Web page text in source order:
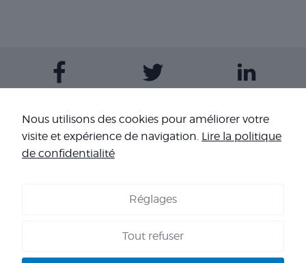
Contactez-nous
Copyright 2026 - Corpo’Events Agence événementielle
SIRET : 484 434 477 00036 - TVA : FR70 484 434 477 - RC :
Nous utilisons des cookies pour améliorer votre
visite et expérience de navigation. Lire la politique
de confidentialité
Réglages
Tout refuser